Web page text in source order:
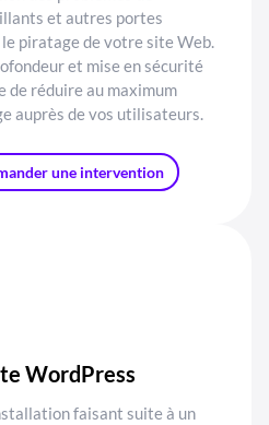
et autres portes
piratage de votre site Web.
et mise en sécurité
de réduire au maximum
auprès de vos utilisateurs.
une intervention
WordPress
faisant suite à un